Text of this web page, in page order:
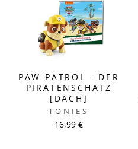
PAW PATROL - DER
PIRATENSCHATZ
[DACH]
TONIES
16,99 €